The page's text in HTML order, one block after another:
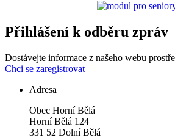
Přihlášení k odběru zpráv
Dostávejte informace z našeho webu
Chci se zaregistrovat
Adresa
Obec Horní Bělá
Horní Bělá 124
331 52 Dolní Bělá